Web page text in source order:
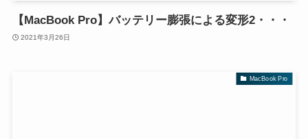
【MacBook Pro】バッテリー膨張による変形2・・・
2021年3月26日
MacBook Pro